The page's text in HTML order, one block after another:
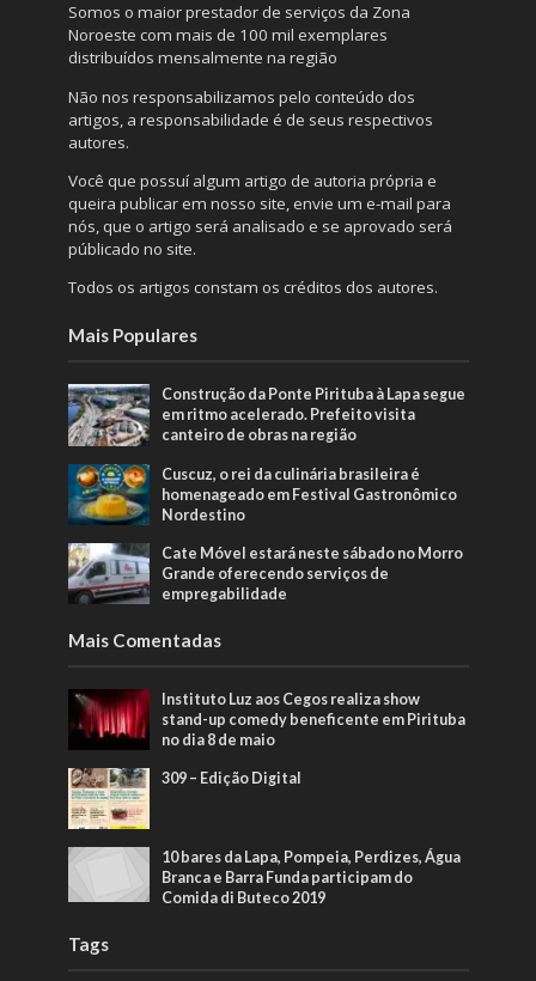
Somos o maior prestador de serviços da Zona
Noroeste com mais de 100 mil exemplares
distribuídos mensalmente na região
Não nos responsabilizamos pelo conteúdo dos
artigos, a responsabilidade é de seus respectivos
autores.
Você que possuí algum artigo de autoria própria e
queira publicar em nosso site, envie um e-mail para
nós, que o artigo será analisado e se aprovado será
públicado no site.
Todos os artigos constam os créditos dos autores.
Mais Populares
Construção da Ponte Pirituba à Lapa segue
em ritmo acelerado. Prefeito visita
canteiro de obras na região
Cuscuz, o rei da culinária brasileira é
homenageado em Festival Gastronômico
Nordestino
Cate Móvel estará neste sábado no Morro
Grande oferecendo serviços de
empregabilidade
Mais Comentadas
Instituto Luz aos Cegos realiza show
stand-up comedy beneficente em Pirituba
no dia 8 de maio
309 – Edição Digital
10 bares da Lapa, Pompeia, Perdizes, Água
Branca e Barra Funda participam do
Comida di Buteco 2019
Tags